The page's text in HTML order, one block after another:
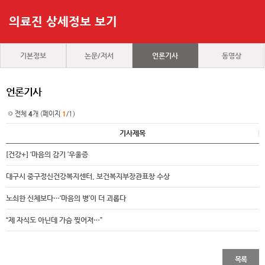
의료진 상세정보 보기
기본정보 논문/저서 언론기사 동영상
언론기사
전체 4개 (페이지 1/1)
기사제목
[건강+] ‘마음의 감기 ’우울증
대구시 중구정신건강복지센터, 보건복지부장관표창 수상
노쇠한 신체보다…‘마음의 병’이 더 괴롭다
“제 자식도 아닌데 가슴 찢어져…”
목록